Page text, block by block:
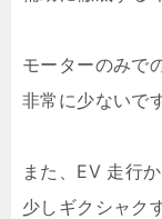
モーターのみで
非常に少ないです
また、EV 走行
少しギクシャク